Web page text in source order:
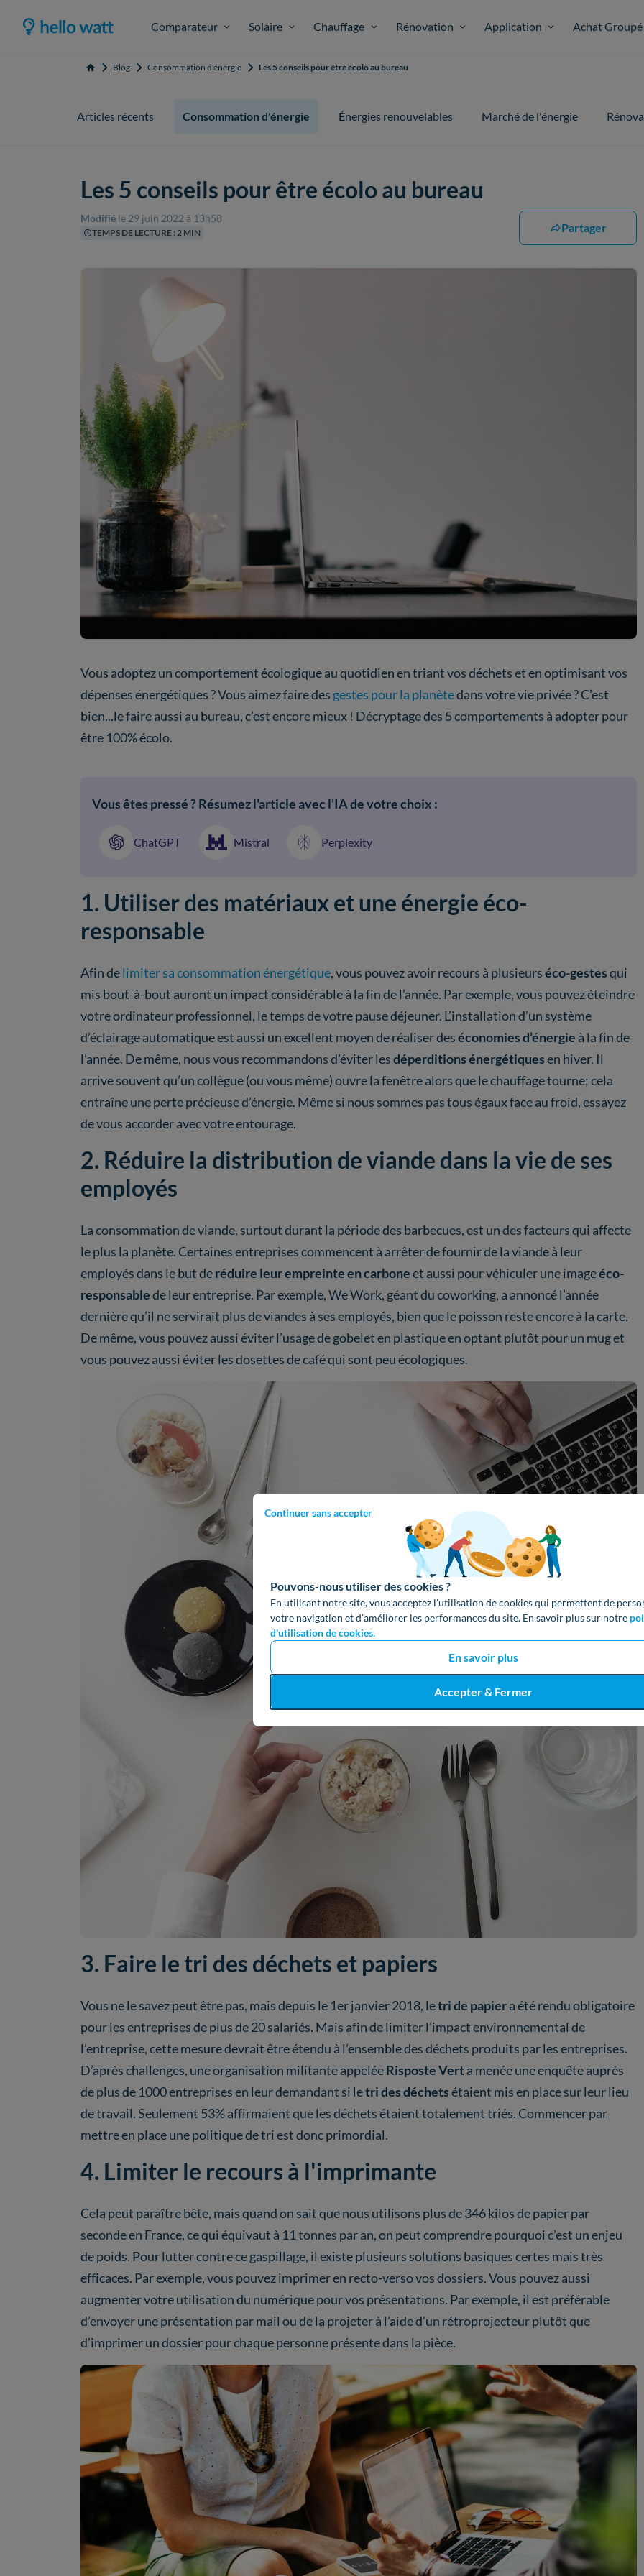
Comparateur Solaire Chauffage Rénovation Application Achat Groupé
Continuer sans accepter
Pouvons-nous utiliser des cookies ?
En utilisant notre site, vous acceptez l’utilisation de cookies qui permettent de
votre navigation et d’améliorer les performances du site. En savoir plus sur notre
d'utilisation de cookies.
En savoir plus
Accepter & Fermer
Accueil Blog Consommation d'énergie Les 5 conseils pour être écolo au bureau
Articles récents Consommation d'énergie Énergies renouvelables Marché de l'énergie
Les 5 conseils pour être écolo au bureau
Modifié le 29 juin 2022 à 13h58
TEMPS DE LECTURE : 2 MIN Partager
Vous adoptez un comportement écologique au quotidien en triant vos déchets et en optimisant vos
dépenses énergétiques ? Vous aimez faire des gestes pour la planètedans votre vie privée ? C’est
bien...le faire aussi au bureau, c’est encore mieux ! Décryptage des 5 comportements à adopter pour
être 100% écolo.
Vous êtes pressé ? Résumez l'article avec l'IA de votre choix :
ChatGPT Mistral Perplexity
1. Utiliser des matériaux et une énergie éco-
responsable
Afin delimiter sa consommation énergétique, vous pouvez avoir recours à plusieurséco-gestesqui
mis bout-à-bout auront un impact considérable à la fin de l’année. Par exemple, vous pouvez éteindre
votre ordinateur professionnel, le temps de votre pause déjeuner. L’installation d’un système
d’éclairage automatique est aussi un excellent moyen de réaliser deséconomies d’énergie à la fin de
l’année. De même, nous vous recommandons d’éviter lesdéperditions énergétiquesen hiver. Il
arrive souvent qu’un collègue (ou vous même) ouvre la fenêtre alors que le chauffage tourne; cela
entraîne une perte précieuse d’énergie. Même si nous sommes pas tous égaux face au froid, essayez
de vous accorder avec votre entourage.
2. Réduire la distribution de viande dans la vie de ses
employés
La consommation de viande, surtout durant la période des barbecues, est un des facteurs qui affecte
le plus la planète. Certaines entreprises commencent à arrêter de fournir de la viande à leur
employés dans le but deréduire leur empreinte en carboneet aussi pour véhiculer une imageéco-
responsablede leur entreprise. Par exemple, We Work, géant du coworking, a annoncé l’année
dernière qu’il ne servirait plus de viandes à ses employés, bien que le poisson reste encore à la carte.
De même, vous pouvez aussi éviter l’usage de gobelet en plastique en optant plutôt pour un mug et
vous pouvez aussi éviter les dosettes de café qui sont peu écologiques.
3. Faire le tri des déchets et papiers
Vous ne le savez peut être pas, mais depuis le 1er janvier 2018, letri de papiera été rendu obligatoire
pour les entreprises de plus de 20 salariés. Mais afin de limiter l’impact environnemental de
l’entreprise, cette mesure devrait être étendu à l’ensemble des déchets produits par les entreprises.
D’après challenges, une organisation militante appeléeRisposte Verta menée une enquête auprès
de plus de 1000 entreprises en leur demandant si letri des déchetsétaient mis en place sur leur lieu
de travail. Seulement 53% affirmaient que les déchets étaient totalement triés. Commencer par
mettre en place une politique de tri est donc primordial.
4. Limiter le recours à l'imprimante
Cela peut paraître bête, mais quand on sait que nous utilisons plus de 346 kilos de papier par
seconde en France, ce qui équivaut à 11 tonnes par an, on peut comprendre pourquoi c’est un enjeu
de poids. Pour lutter contre ce gaspillage, il existe plusieurs solutions basiques certes mais très
efficaces. Par exemple, vous pouvez imprimer en recto-verso vos dossiers. Vous pouvez aussi
augmenter votre utilisation du numérique pour vos présentations. Par exemple, il est préférable
d’envoyer une présentation par mail ou de la projeter à l’aide d’un rétroprojecteur plutôt que
d’imprimer un dossier pour chaque personne présente dans la pièce.